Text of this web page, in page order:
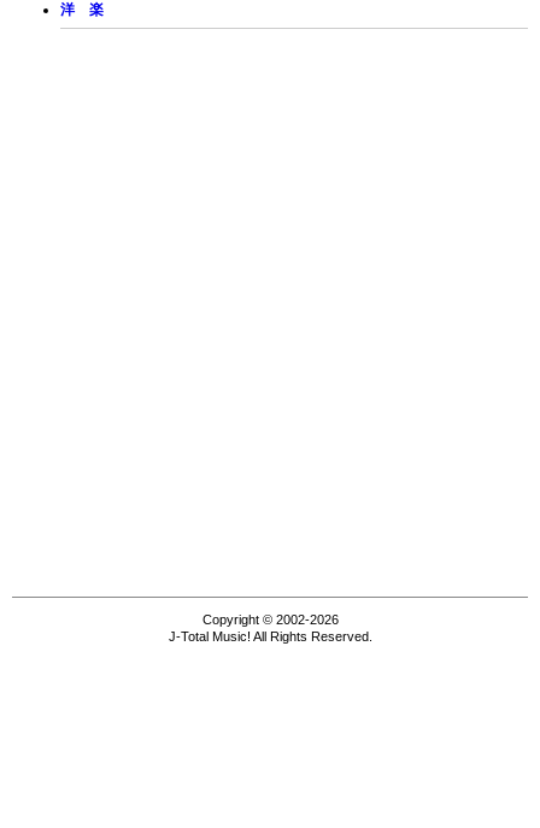
洋 楽
Copyright © 2002-2026
J-Total Music! All Rights Reserved.